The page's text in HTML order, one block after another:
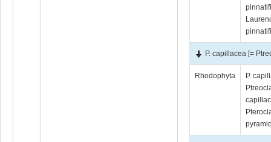
P. capillacea [=
Rhodophyta
P.